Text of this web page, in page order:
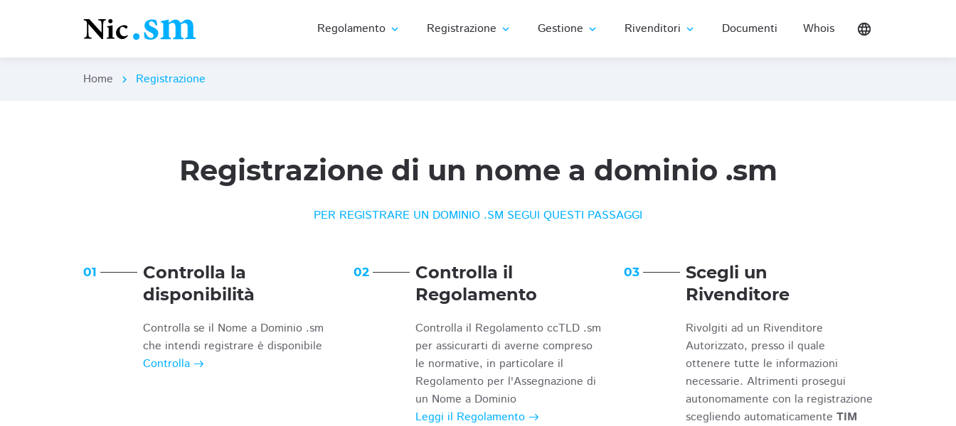
Regolamento expand_more Registrazione expand_more Gestione expand_more Rivenditori expand_more Documenti Whois language
Home chevron_right Registrazione
Registrazione di un nome a dominio .sm
PER REGISTRARE UN DOMINIO .SM SEGUI QUESTI PASSAGGI
01
Controlla la
disponibilità
Controlla se il Nome a Dominio .sm
che intendi registrare è disponibile
Controlla
02
Controlla il
Regolamento
Controlla il Regolamento ccTLD .sm
per assicurarti di averne compreso
le normative, in particolare il
Regolamento per l'Assegnazione di
un Nome a Dominio
Leggi il Regolamento
03
Scegli un
Rivenditore
Rivolgiti ad un Rivenditore
Autorizzato, presso il quale
ottenere tutte le informazioni
necessarie. Altrimenti prosegui
autonomamente con la registrazione
scegliendo automaticamente TIM